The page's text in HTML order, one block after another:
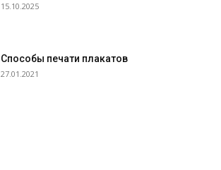
15.10.2025
Способы печати плакатов
27.01.2021